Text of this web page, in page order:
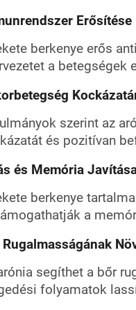
Erősítése
berkenye erős
a betegségek
szerint az
és pozitívan
és Memória
berkenye
a
Rugalmasságának
segíthet a bőr
folyamatok